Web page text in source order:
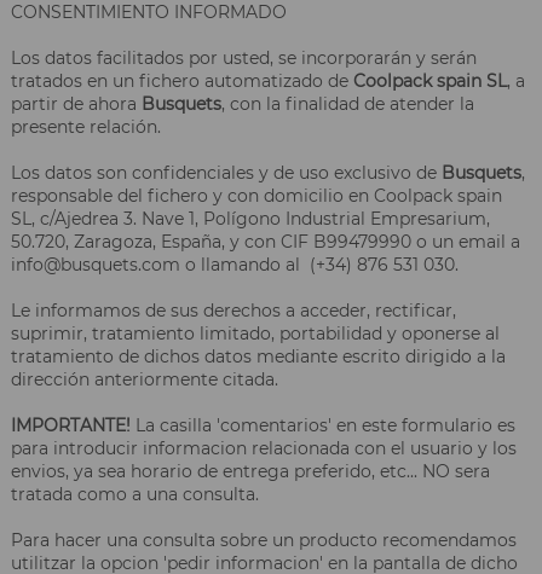
CONSENTIMIENTO INFORMADO
Los datos facilitados por usted, se incorporarán y serán
tratados en un fichero automatizado de Coolpack spain SL, a
partir de ahora Busquets, con la finalidad de atender la
presente relación.
Los datos son confidenciales y de uso exclusivo de Busquets,
responsable del fichero y con domicilio en Coolpack spain
SL, c/Ajedrea 3. Nave 1, Polígono Industrial Empresarium,
50.720, Zaragoza, España, y con CIF B99479990 o un email a
info@busquets.com o llamando al (+34) 876 531 030.
Le informamos de sus derechos a acceder, rectificar,
suprimir, tratamiento limitado, portabilidad y oponerse al
tratamiento de dichos datos mediante escrito dirigido a la
dirección anteriormente citada.
IMPORTANTE! La casilla 'comentarios' en este formulario es
para introducir informacion relacionada con el usuario y los
envios, ya sea horario de entrega preferido, etc... NO sera
tratada como a una consulta.
Para hacer una consulta sobre un producto recomendamos
utilitzar la opcion 'pedir informacion' en la pantalla de dicho